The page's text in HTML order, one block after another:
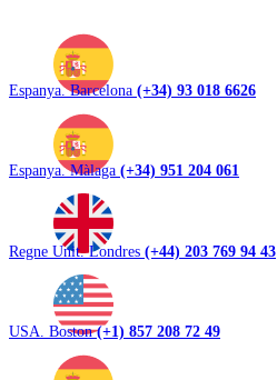
Espanya. Barcelona (+34) 93 018 6626
Espanya. Màlaga (+34) 951 204 061
Regne Unit. Londres (+44) 203 769 94 43
USA. Boston(+1) 857 208 72 49